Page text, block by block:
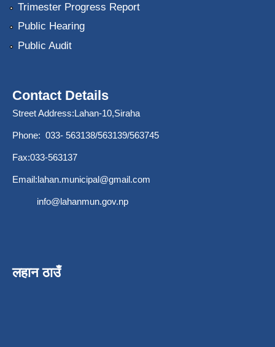
Trimester Progress Report
Public Hearing
Public Audit
Contact Details
Street Address:Lahan-10,Siraha
Phone: 033- 563138/563139/563745
Fax:033-563137
Email:lahan.municipal@gmail.com
info@lahanmun.gov.np
लहान ठाउँ